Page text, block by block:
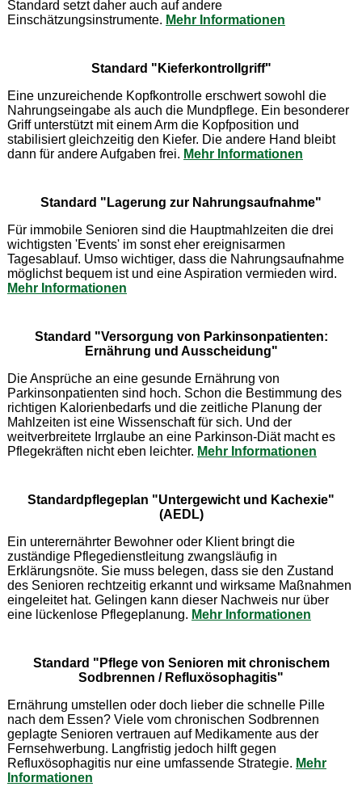
Standard setzt daher auch auf andere
Einschätzungsinstrumente. Mehr Informationen
Standard "Kieferkontrollgriff"
Eine unzureichende Kopfkontrolle erschwert sowohl die
Nahrungseingabe als auch die Mundpflege. Ein besonderer
Griff unterstützt mit einem Arm die Kopfposition und
stabilisiert gleichzeitig den Kiefer. Die andere Hand bleibt
dann für andere Aufgaben frei. Mehr Informationen
Standard "Lagerung zur Nahrungsaufnahme"
Für immobile Senioren sind die Hauptmahlzeiten die drei
wichtigsten 'Events' im sonst eher ereignisarmen
Tagesablauf. Umso wichtiger, dass die Nahrungsaufnahme
möglichst bequem ist und eine Aspiration vermieden wird.
Mehr Informationen
Standard "Versorgung von Parkinsonpatienten:
Ernährung und Ausscheidung"
Die Ansprüche an eine gesunde Ernährung von
Parkinsonpatienten sind hoch. Schon die Bestimmung des
richtigen Kalorienbedarfs und die zeitliche Planung der
Mahlzeiten ist eine Wissenschaft für sich. Und der
weitverbreitete Irrglaube an eine Parkinson-Diät macht es
Pflegekräften nicht eben leichter. Mehr Informationen
Standardpflegeplan "Untergewicht und Kachexie"
(AEDL)
Ein unterernährter Bewohner oder Klient bringt die
zuständige Pflegedienstleitung zwangsläufig in
Erklärungsnöte. Sie muss belegen, dass sie den Zustand
des Senioren rechtzeitig erkannt und wirksame Maßnahmen
eingeleitet hat. Gelingen kann dieser Nachweis nur über
eine lückenlose Pflegeplanung. Mehr Informationen
Standard "Pflege von Senioren mit chronischem
Sodbrennen / Refluxösophagitis"
Ernährung umstellen oder doch lieber die schnelle Pille
nach dem Essen? Viele vom chronischen Sodbrennen
geplagte Senioren vertrauen auf Medikamente aus der
Fernsehwerbung. Langfristig jedoch hilft gegen
Refluxösophagitis nur eine umfassende Strategie. Mehr
Informationen